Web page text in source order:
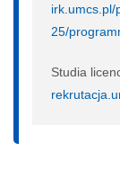
irk.umcs.pl/
25/
Studia